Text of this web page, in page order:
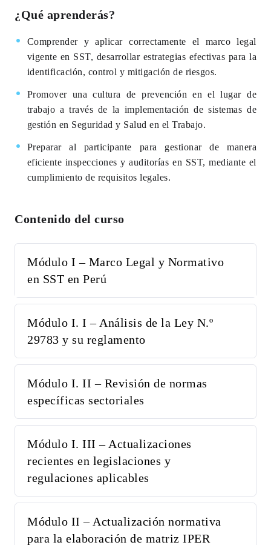
¿Qué aprenderás?
Comprender y aplicar correctamente el marco legal
vigente en SST, desarrollar estrategias efectivas para la
identificación, control y mitigación de riesgos.
Promover una cultura de prevención en el lugar de
trabajo a través de la implementación de sistemas de
gestión en Seguridad y Salud en el Trabajo.
Preparar al participante para gestionar de manera
eficiente inspecciones y auditorías en SST, mediante el
cumplimiento de requisitos legales.
Contenido del curso
Módulo I – Marco Legal y Normativo
en SST en Perú
Módulo I. I – Análisis de la Ley N.º
29783 y su reglamento
Módulo I. II – Revisión de normas
específicas sectoriales
Módulo I. III – Actualizaciones
recientes en legislaciones y
regulaciones aplicables
Módulo II – Actualización normativa
para la elaboración de matriz IPER